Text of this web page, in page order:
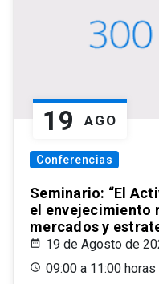
19 AGO
Conferencias
Seminario: “El
el envejecimiento
mercados y
19 de Agosto de
09:00 a 11:00 horas